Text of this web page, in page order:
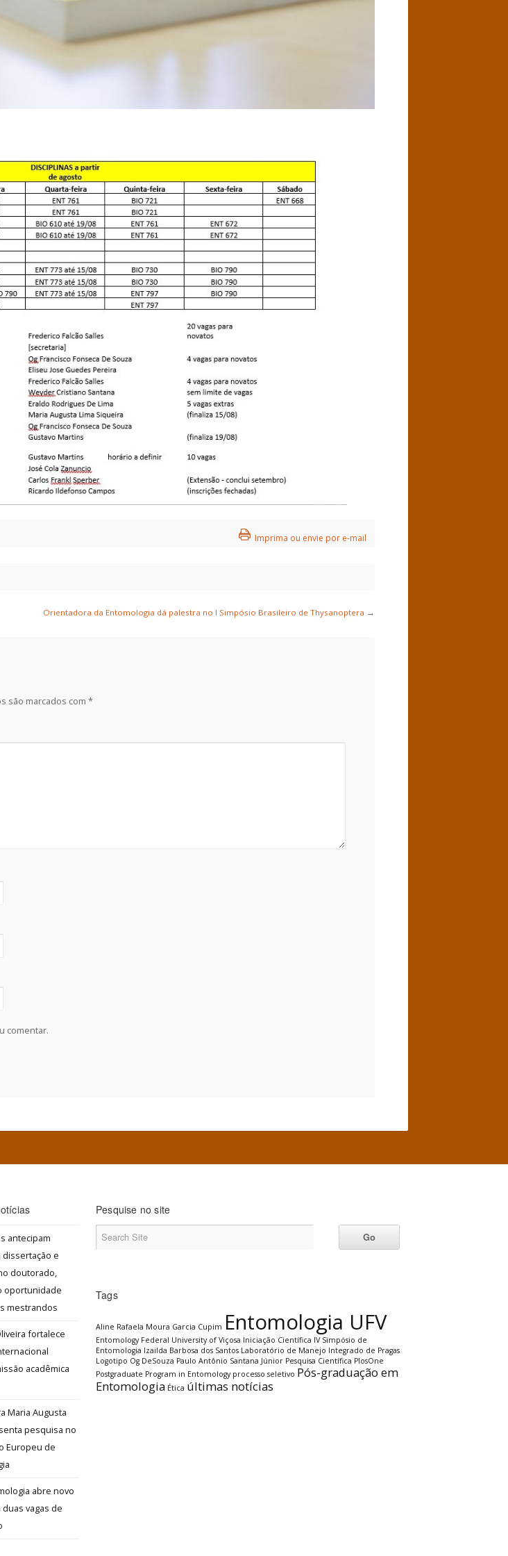
Imprima ou envie por e-mail
Orientadora da Entomologia dá palestra no I Simpósio Brasileiro de Thysanoptera →
são marcados com *
comentar.
antecipam
e
doutorado,
oportunidade
mestrandos
fortalece
acadêmica
Maria Augusta
pesquisa no
Europeu de
abre novo
vagas de
Pesquise no site
Tags
Aline Rafaela Moura Garcia Cupim Entomologia UFV
Entomology Federal University of Viçosa Iniciação Científica IV Simpósio de
Entomologia Izailda Barbosa dos Santos Laboratório de Manejo Integrado de Pragas
Logotipo Og DeSouza Paulo Antônio Santana Júnior Pesquisa Científica PlosOne
Postgraduate Program in Entomology processo seletivo Pós-graduação em
Entomologia Ética últimas notícias